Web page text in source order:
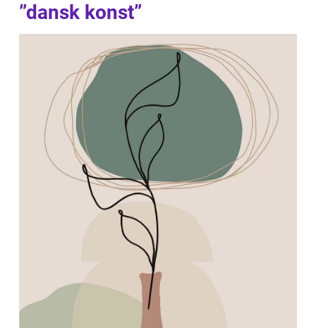
”dansk konst”